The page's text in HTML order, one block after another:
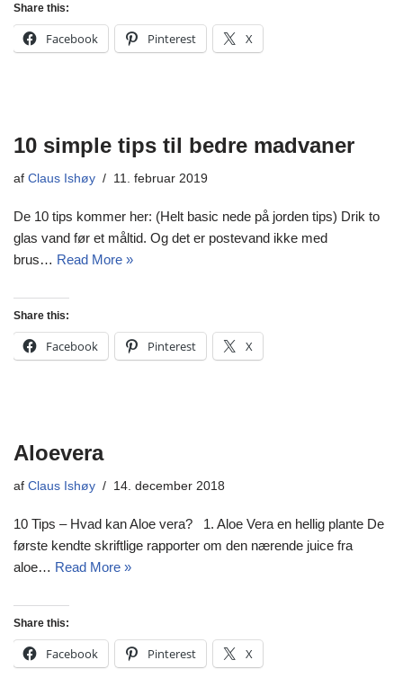
Share this:
Facebook Pinterest X
10 simple tips til bedre madvaner
af Claus Ishøy 11. februar 2019
De 10 tips kommer her: (Helt basic nede på jorden tips) Drik to
glas vand før et måltid. Og det er postevand ikke med
brus… Read More »
Share this:
Facebook Pinterest X
Aloevera
af Claus Ishøy 14. december 2018
10 Tips – Hvad kan Aloe vera? 1. Aloe Vera en hellig plante De
første kendte skriftlige rapporter om den nærende juice fra
aloe… Read More »
Share this:
Facebook Pinterest X